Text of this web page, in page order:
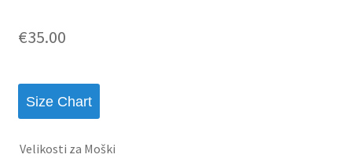
€35.00
Size Chart
Velikosti za Moški